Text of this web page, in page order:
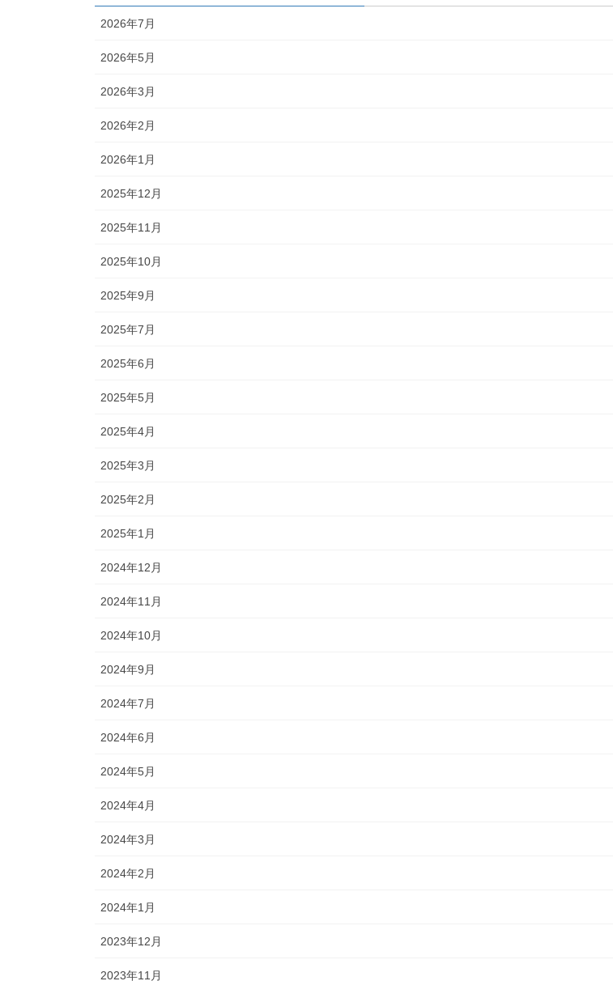
2026年7月
2026年5月
2026年3月
2026年2月
2026年1月
2025年12月
2025年11月
2025年10月
2025年9月
2025年7月
2025年6月
2025年5月
2025年4月
2025年3月
2025年2月
2025年1月
2024年12月
2024年11月
2024年10月
2024年9月
2024年7月
2024年6月
2024年5月
2024年4月
2024年3月
2024年2月
2024年1月
2023年12月
2023年11月